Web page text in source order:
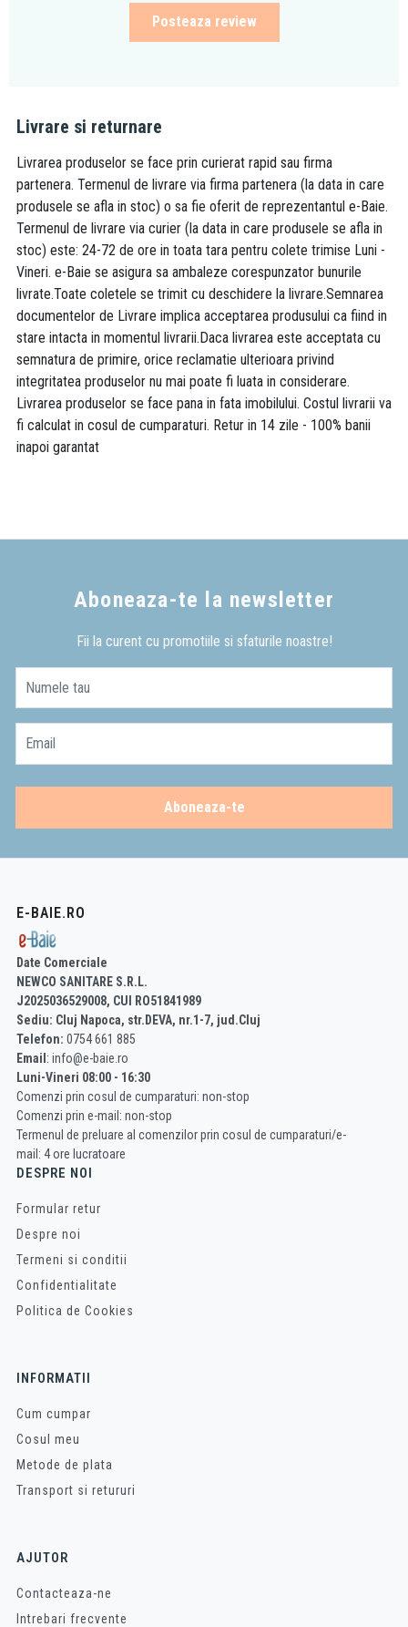
Posteaza review
Livrare si returnare
Livrarea produselor se face prin curierat rapid sau firma
partenera. Termenul de livrare via firma partenera (la data in care
produsele se afla in stoc) o sa fie oferit de reprezentantul e-Baie.
Termenul de livrare via curier (la data in care produsele se afla in
stoc) este: 24-72 de ore in toata tara pentru colete trimise Luni -
Vineri. e-Baie se asigura sa ambaleze corespunzator bunurile
livrate.Toate coletele se trimit cu deschidere la livrare.Semnarea
documentelor de Livrare implica acceptarea produsului ca fiind in
stare intacta in momentul livrarii.Daca livrarea este acceptata cu
semnatura de primire, orice reclamatie ulterioara privind
integritatea produselor nu mai poate fi luata in considerare.
Livrarea produselor se face pana in fata imobilului. Costul livrarii va
fi calculat in cosul de cumparaturi. Retur in 14 zile - 100% banii
inapoi garantat
Aboneaza-te la newsletter
Fii la curent cu promotiile si sfaturile noastre!
Numele tau
Email
Aboneaza-te
E-BAIE.RO
Date Comerciale
NEWCO SANITARE S.R.L.
J2025036529008, CUI RO51841989
Sediu: Cluj Napoca, str.DEVA, nr.1-7, jud.Cluj
Telefon: 0754 661 885
Email : info@e-baie.ro
Luni-Vineri 08:00 - 16:30
Comenzi prin cosul de cumparaturi: non-stop
Comenzi prin e-mail: non-stop
Termenul de preluare al comenzilor prin cosul de cumparaturi/e-
mail: 4 ore lucratoare
DESPRE NOI
Formular retur
Despre noi
Termeni si conditii
Confidentialitate
Politica de Cookies
INFORMATII
Cum cumpar
Cosul meu
Metode de plata
Transport si retururi
AJUTOR
Contacteaza-ne
Intrebari frecvente